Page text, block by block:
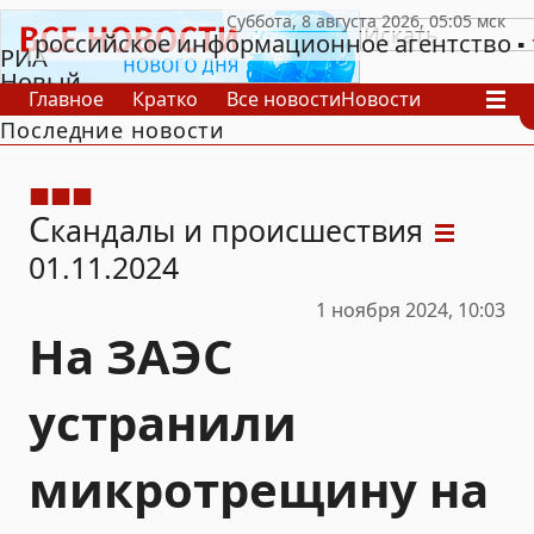
РИА
Новый
День
российское информационное агентство
Главное Кратко Все новостиНовости
В России
В мире
Последние новости
Скандалы и происшествия
01.11.2024
1 ноября 2024, 10:03
На ЗАЭС
устранили
микротрещину на